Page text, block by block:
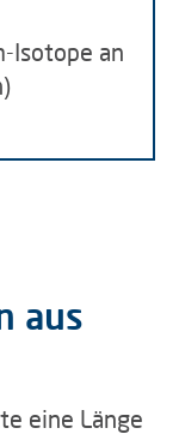
Isotope an
aus
eine Länge